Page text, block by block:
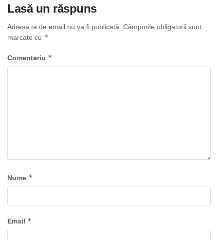
Lasă un răspuns
Adresa ta de email nu va fi publicată. Câmpurile obligatorii sunt
marcate cu *
Comentariu *
Nume *
Email *